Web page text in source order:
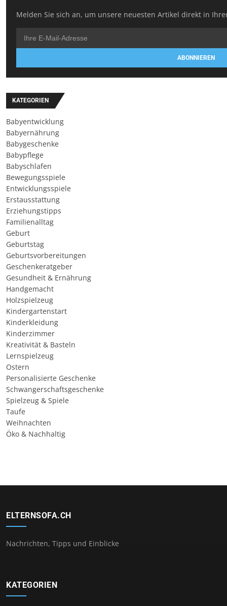
Melden Sie sich an, um unsere neuesten Artikel direkt in
ABONNIEREN
KATEGORIEN
Babyentwicklung
Babyernährung
Babygeschenke
Babypflege
Babyschlafen
Bewegungsspiele
Entwicklungsspiele
Erstausstattung
Erziehungstipps
Familienalltag
Geburt
Geburtstag
Geburtsvorbereitungen
Geschenkeratgeber
Gesundheit & Ernährung
Handgemacht
Holzspielzeug
Kindergartenstart
Kinderkleidung
Kinderzimmer
Kreativität & Basteln
Lernspielzeug
Ostern
Personalisierte Geschenke
Schwangerschaftsgeschenke
Spielzeug & Spiele
Taufe
Weihnachten
Öko & Nachhaltig
ELTERNSOFA.CH
Nachrichten, Tipps und Einblicke
KATEGORIEN